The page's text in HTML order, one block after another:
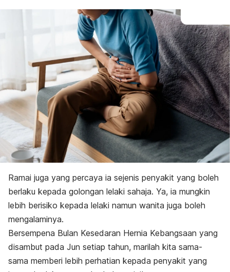
Ramai juga yang percaya ia sejenis penyakit yang boleh
berlaku kepada golongan lelaki sahaja. Ya, ia mungkin
lebih berisiko kepada lelaki namun wanita juga boleh
mengalaminya.
Bersempena Bulan Kesedaran Hernia Kebangsaan yang
disambut pada Jun setiap tahun, marilah kita sama-
sama memberi lebih perhatian kepada penyakit yang